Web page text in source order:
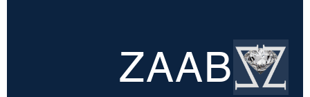
تسویه
حساب
ZAAB